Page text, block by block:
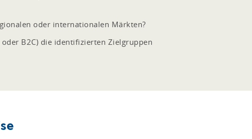
oder internationalen Märkten?
B2C) die identifizierten Zielgruppen